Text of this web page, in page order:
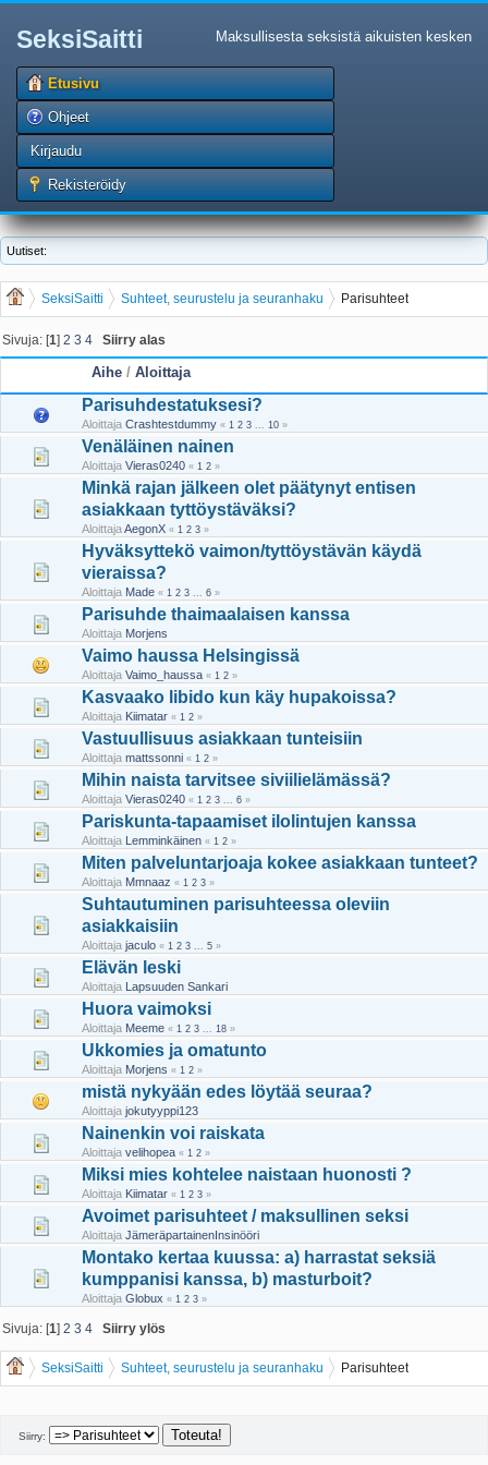
SeksiSaitti Maksullisesta seksistä aikuisten kesken
Etusivu
Ohjeet
Kirjaudu
Rekisteröidy
Uutiset:
SeksiSaitti Suhteet, seurustelu ja seuranhaku Parisuhteet
Sivuja: [1]2 3 4 Siirry alas
Aihe / Aloittaja
Parisuhdestatuksesi?
Aloittaja Crashtestdummy « 1 2 3 ... 10 »
Venäläinen nainen
Aloittaja Vieras0240 « 1 2 »
Minkä rajan jälkeen olet päätynyt entisen
asiakkaan tyttöystäväksi?
AloittajaAegonX « 1 2 3 »
Hyväksyttekö vaimon/tyttöystävän käydä
vieraissa?
Aloittaja Made « 1 2 3 ... 6 »
Parisuhde thaimaalaisen kanssa
Aloittaja Morjens
Vaimo haussa Helsingissä
Aloittaja Vaimo_haussa « 1 2 »
Kasvaako libido kun käy hupakoissa?
Aloittaja Kiimatar « 1 2 »
Vastuullisuus asiakkaan tunteisiin
Aloittaja mattssonni « 1 2 »
Mihin naista tarvitsee siviilielämässä?
Aloittaja Vieras0240 « 1 2 3 ... 6 »
Pariskunta-tapaamiset ilolintujen kanssa
Aloittaja Lemminkäinen « 1 2 »
Miten palveluntarjoaja kokee asiakkaan tunteet?
Aloittaja Mmnaaz « 1 2 3 »
Suhtautuminen parisuhteessa oleviin
asiakkaisiin
Aloittaja jaculo « 1 2 3 ... 5 »
Elävän leski
Aloittaja Lapsuuden Sankari
Huora vaimoksi
Aloittaja Meeme « 1 2 3 ... 18 »
Ukkomies ja omatunto
Aloittaja Morjens « 1 2 »
mistä nykyään edes löytää seuraa?
Aloittaja jokutyyppi123
Nainenkin voi raiskata
Aloittaja velihopea « 1 2 »
Miksi mies kohtelee naistaan huonosti ?
Aloittaja Kiimatar « 1 2 3 »
Avoimet parisuhteet / maksullinen seksi
Aloittaja JämeräpartainenInsinööri
Montako kertaa kuussa: a) harrastat seksiä
kumppanisi kanssa, b) masturboit?
Aloittaja Globux « 1 2 3 »
Sivuja: [1]2 3 4 Siirry ylös
SeksiSaitti Suhteet, seurustelu ja seuranhaku Parisuhteet
Siirry: